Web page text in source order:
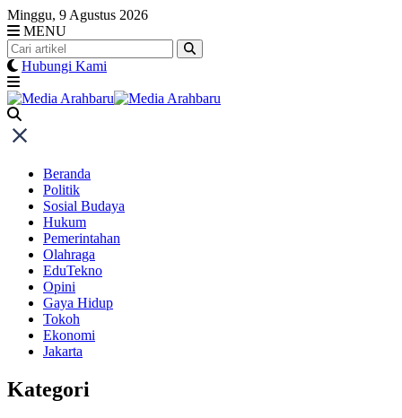
Skip
to
content
Minggu, 9 Agustus 2026
MENU
Hubungi Kami
Beranda
Politik
Sosial Budaya
Hukum
Pemerintahan
Olahraga
EduTekno
Opini
Gaya Hidup
Tokoh
Ekonomi
Jakarta
Kategori